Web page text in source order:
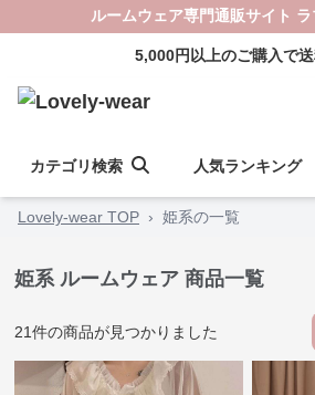
ルームウェア専門通販サイト
5,000円以上のご購入で
カテゴリ検索 人気ランキング
Lovely-wear TOP › 姫系の一覧
姫系 ルームウェア 商品一覧
21件の商品が見つかりました